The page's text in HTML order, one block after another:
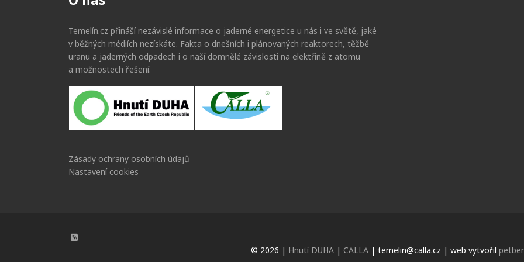
Temelín.cz přináší nezávislé informace o jaderné energetice u nás i ve světě, jaké
v běžných médiích nezískáte. Fakta o dnešních i plánovaných reaktorech, těžbě
uranu a jaderných odpadech i o naší domnělé závislosti na elektřině z atomu
a možnostech řešení.
Zásady ochrany osobních údajů
Nastavení cookies
© 2026 | Hnutí DUHA| CALLA| temelin@calla.cz | web vytvořil